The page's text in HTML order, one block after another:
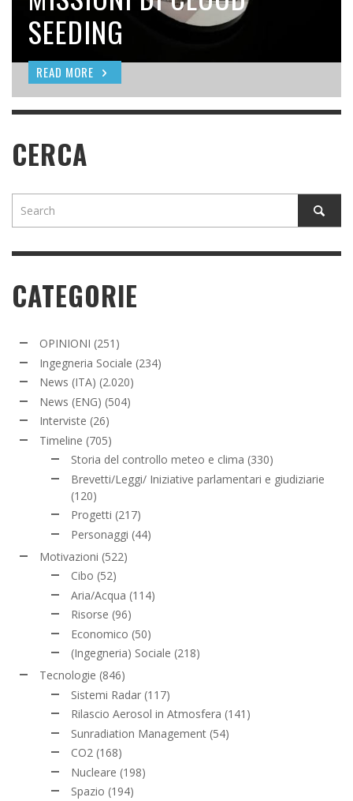
PETROLIERE
READ MORE
SEEDING
READ MORE
PIÙ NELLO UTAH?
READ MORE
READ MORE
CERCA
CATEGORIE
OPINIONI (251)
Ingegneria Sociale (234)
News (ITA) (2.020)
News (ENG) (504)
Interviste (26)
Timeline (705)
Storia del controllo meteo e clima (330)
Brevetti/Leggi/ Iniziative parlamentari e giudiziarie
(120)
Progetti (217)
Personaggi (44)
Motivazioni (522)
Cibo (52)
Aria/Acqua (114)
Risorse (96)
Economico (50)
(Ingegneria) Sociale (218)
Tecnologie (846)
Sistemi Radar (117)
Rilascio Aerosol in Atmosfera (141)
Sunradiation Management (54)
CO2 (168)
Nucleare (198)
Spazio (194)